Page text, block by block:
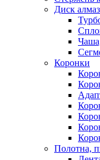
Диск
Коронки
Полотна,